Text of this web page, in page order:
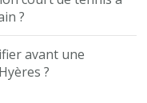
?
avant une
?